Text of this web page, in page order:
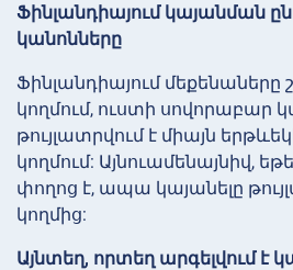
Ֆինլանդիայում կայանման
կանոնները
Ֆինլանդիայում մեքենաները
կողմում, ուստի սովորաբար
թույլատրվում է միայն
կողմում: Այնուամենայնիվ,
փողոց է, ապա կայանելը
կողմից:
Այնտեղ, որտեղ արգելվում է